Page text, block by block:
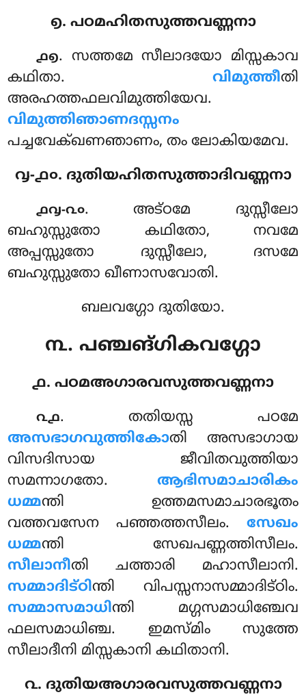
൭. പഠമഹിതസുത്തവണ്ണനാ
൧൭. സത്തമേ സീലാദയോ മിസ്സകാവ
കഥിതാ. വിമുത്തീതി
അരഹത്തഫലവിമുത്തിയേവ.
വിമുത്തിഞാണദസ്സനം
പച്ചവേക്ഖണഞാണം, തം ലോകിയമേവ.
൮-൧൦. ദുതിയഹിതസുത്താദിവണ്ണനാ
൧൮-൨൦. അട്ഠമേ ദുസ്സീലോ
ബഹുസ്സുതോ കഥിതോ, നവമേ
അപ്പസ്സുതോ ദുസ്സീലോ, ദസമേ
ബഹുസ്സുതോ ഖീണാസവോതി.
ബലവഗ്ഗോ ദുതിയോ.
൩. പഞ്ചങ്ഗികവഗ്ഗോ
൧. പഠമഅഗാരവസുത്തവണ്ണനാ
൨൧. തതിയസ്സ പഠമേ
അസഭാഗവുത്തികോതി അസഭാഗായ
വിസദിസായ ജീവിതവുത്തിയാ
സമന്നാഗതോ. ആഭിസമാചാരികം
ധമ്മന്തി ഉത്തമസമാചാരഭൂതം
വത്തവസേന പഞ്ഞത്തസീലം. സേഖം
ധമ്മന്തി സേഖപണ്ണത്തിസീലം.
സീലാനീതി ചത്താരി മഹാസീലാനി.
സമ്മാദിട്ഠിന്തി വിപസ്സനാസമ്മാദിട്ഠിം.
സമ്മാസമാധിന്തി മഗ്ഗസമാധിഞ്ചേവ
ഫലസമാധിഞ്ച. ഇമസ്മിം സുത്തേ
സീലാദീനി മിസ്സകാനി കഥിതാനി.
൨. ദുതിയഅഗാരവസുത്തവണ്ണനാ